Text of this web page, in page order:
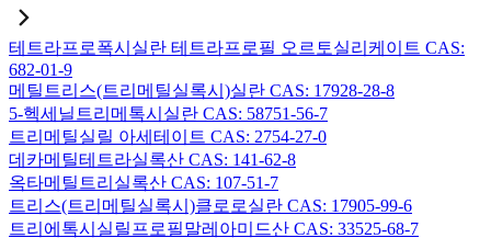
테트라프로폭시실란 테트라프로필 오르토실리케이트 CAS:
682-01-9
메틸트리스(트리메틸실록시)실란 CAS: 17928-28-8
5-헥세닐트리메톡시실란 CAS: 58751-56-7
트리메틸실릴 아세테이트 CAS: 2754-27-0
데카메틸테트라실록산 CAS: 141-62-8
옥타메틸트리실록산 CAS: 107-51-7
트리스(트리메틸실록시)클로로실란 CAS: 17905-99-6
트리에톡시실릴프로필말레아미드산 CAS: 33525-68-7